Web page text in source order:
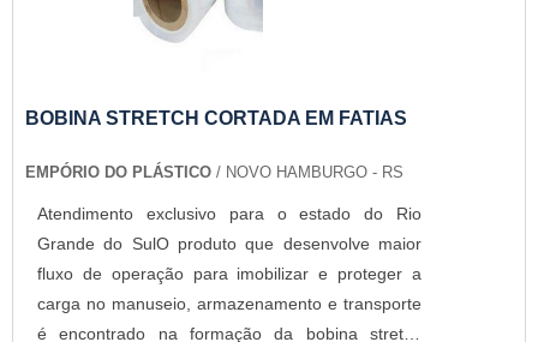
SACOS ZIP LOCK PERSONALIZADO COM
modernas e custos reduzidos. Aumentando,
fracionada, até em pequenas quantidades. Para
saber mais informações, basta solicitar um
orçamento..
BOBINA STRETCH CORTADA EM FATIAS
EMPÓRIO DO PLÁSTICO / NOVO HAMBURGO - RS
Atendimento exclusivo para o estado do Rio
Grande do SulO produto que desenvolve maior
fluxo de operação para imobilizar e proteger a
carga no manuseio, armazenamento e transporte
é encontrado na formação da bobina stretch